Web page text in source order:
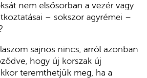
nem elsősorban a vezér vagy
– sokszor agyrémei –
sajnos nincs, arról azonban
hogy új korszak új
teremthetjük meg, ha a